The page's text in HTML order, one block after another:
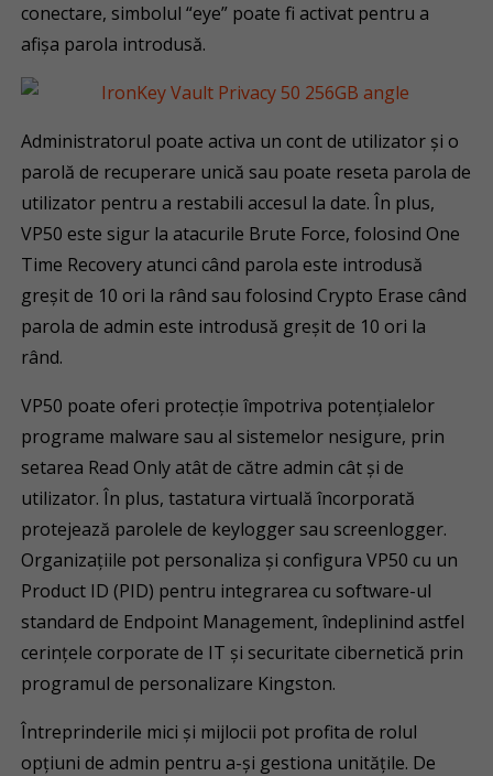
conectare, simbolul “eye” poate fi activat pentru a
afișa parola introdusă.
Administratorul poate activa un cont de utilizator și o
parolă de recuperare unică sau poate reseta parola de
utilizator pentru a restabili accesul la date. În plus,
VP50 este sigur la atacurile Brute Force, folosind One
Time Recovery atunci când parola este introdusă
greșit de 10 ori la rând sau folosind Crypto Erase când
parola de admin este introdusă greșit de 10 ori la
rând.
VP50 poate oferi protecţie împotriva potențialelor
programe malware sau al sistemelor nesigure, prin
setarea Read Only atât de către admin cât și de
utilizator. În plus, tastatura virtuală încorporată
protejează parolele de keylogger sau screenlogger.
Organizațiile pot personaliza și configura VP50 cu un
Product ID (PID) pentru integrarea cu software-ul
standard de Endpoint Management, îndeplinind astfel
cerințele corporate de IT și securitate cibernetică prin
programul de personalizare Kingston.
Întreprinderile mici și mijlocii pot profita de rolul
opţiuni de admin pentru a-și gestiona unitățile. De